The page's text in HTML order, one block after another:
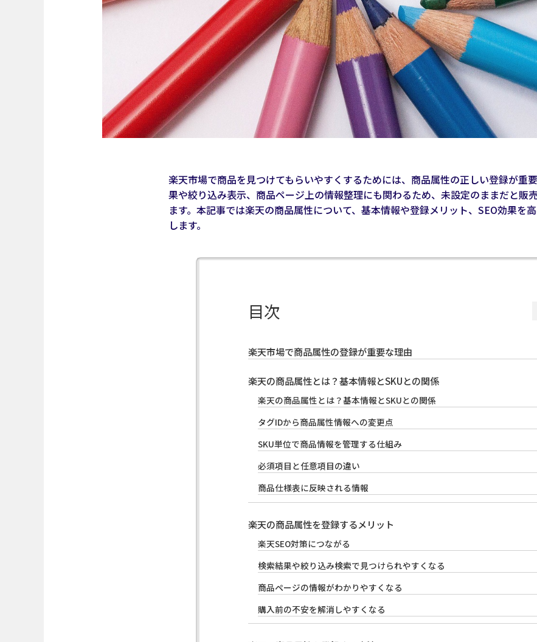
楽天市場で商品を見つけてもらいやすくするためには、商品属性の正しい登録が重
果や絞り込み表示、商品ページ上の情報整理にも関わるため、未設定のままだと販
ます。本記事では楽天の商品属性について、基本情報や登録メリット、SEO効果を
します。
目次
楽天市場で商品属性の登録が重要な理由
楽天の商品属性とは？基本情報とSKUとの関係
楽天の商品属性とは？基本情報とSKUとの関係
タグIDから商品属性情報への変更点
SKU単位で商品情報を管理する仕組み
必須項目と任意項目の違い
商品仕様表に反映される情報
楽天の商品属性を登録するメリット
楽天SEO対策につながる
検索結果や絞り込み検索で見つけられやすくなる
商品ページの情報がわかりやすくなる
購入前の不安を解消しやすくなる